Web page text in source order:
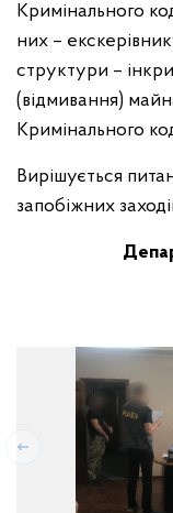
Кримінального
них –
структури –
(відмивання)
Кримінального
Вирішується
запобіжних